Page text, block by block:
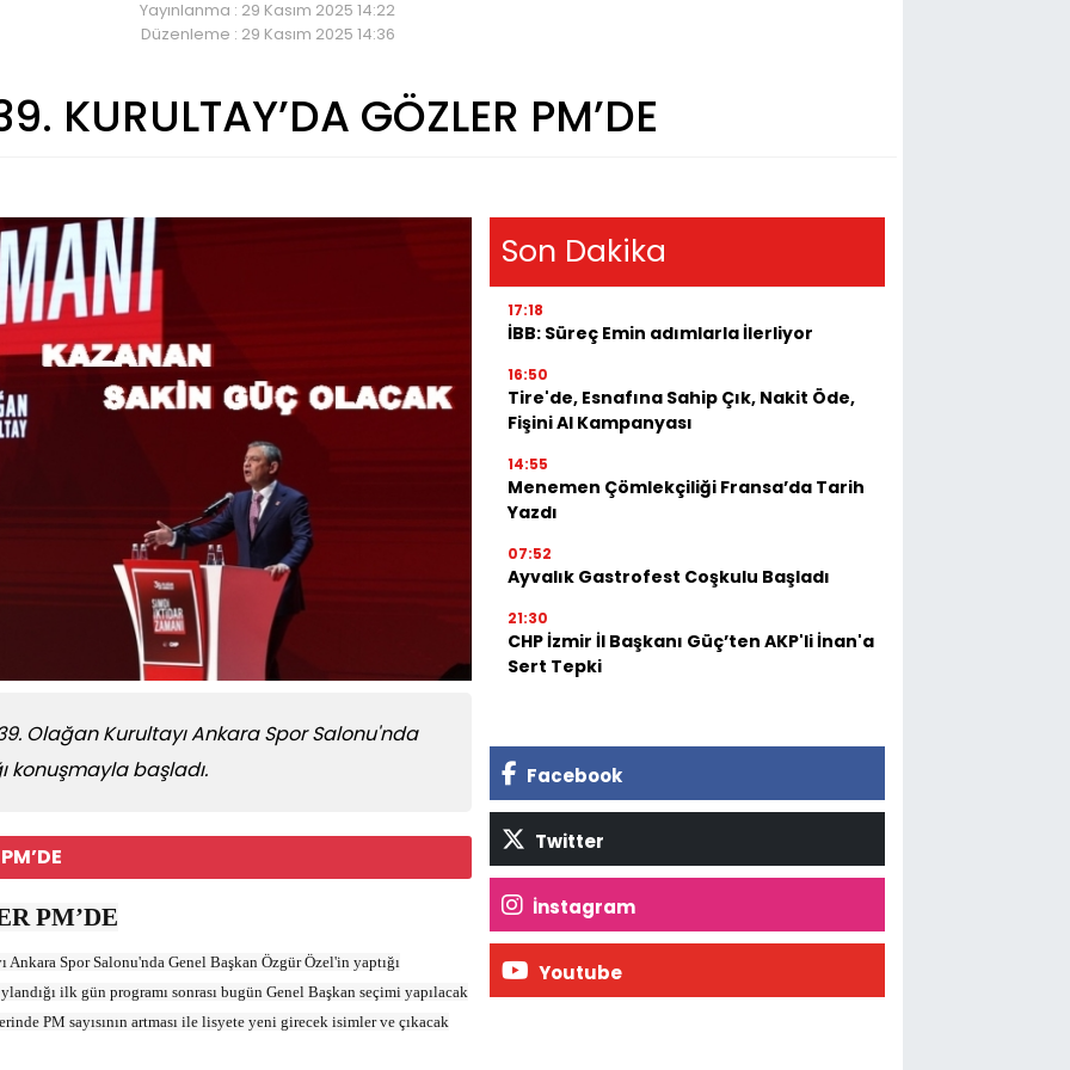
Yayınlanma : 29 Kasım 2025 14:22
Düzenleme : 29 Kasım 2025 14:36
KURULTAY’DA GÖZLER PM’DE
Olağan Kurultayı Ankara Spor Salonu'nda
konuşmayla başladı.
PM’DE
Spor Salonu'nda Genel Başkan Özgür Özel'in yaptığı
ilk gün programı sonrası bugün Genel Başkan seçimi yapılacak
PM sayısının artması ile lisyete yeni girecek isimler ve çıkacak
Son Dakika
17:18
İBB: Süreç Emin adımlarla İlerliyor
16:50
Tire'de, Esnafına Sahip Çık, Nakit Öde,
Fişini Al Kampanyası
14:55
Menemen Çömlekçiliği Fransa’da Tarih
Yazdı
07:52
Ayvalık Gastrofest Coşkulu Başladı
21:30
CHP İzmir İl Başkanı Güç’ten AKP'li İnan'a
Sert Tepki
Facebook
Twitter
İnstagram
Youtube